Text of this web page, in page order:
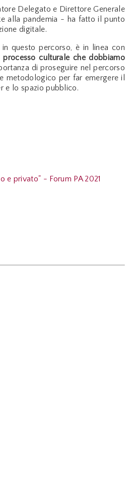
Delegato e Direttore Generale
alla pandemia - ha fatto il punto
digitale.
questo percorso, è in linea con
culturale che dobbiamo
di proseguire nel percorso
metodologico per far emergere il
e lo spazio pubblico.
e privato" - Forum PA 2021